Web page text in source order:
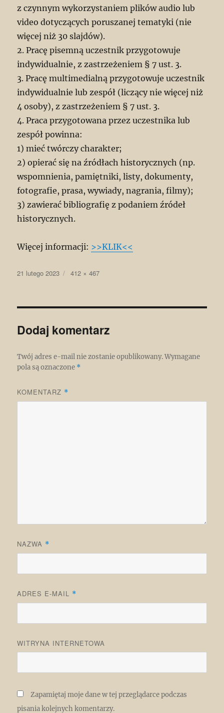
z czynnym wykorzystaniem plików audio lub
video dotyczących poruszanej tematyki (nie
więcej niż 30 slajdów).
2. Pracę pisemną uczestnik przygotowuje
indywidualnie, z zastrzeżeniem § 7 ust. 3.
3. Pracę multimedialną przygotowuje uczestnik
indywidualnie lub zespół (liczący nie więcej niż
4 osoby), z zastrzeżeniem § 7 ust. 3.
4. Praca przygotowana przez uczestnika lub
zespół powinna:
1) mieć twórczy charakter;
2) opierać się na źródłach historycznych (np.
wspomnienia, pamiętniki, listy, dokumenty,
fotografie, prasa, wywiady, nagrania, filmy);
3) zawierać bibliografię z podaniem źródeł
historycznych.
Więcej informacji: >>KLIK<<
Data
21 lutego 2023
Pełny
412 × 467
Dodaj komentarz
Twój adres e-mail nie zostanie opublikowany. Wymagane
pola są oznaczone *
KOMENTARZ *
NAZWA *
ADRES E-MAIL *
WITRYNA INTERNETOWA
Zapamiętaj moje dane w tej przeglądarce podczas
pisania kolejnych komentarzy.